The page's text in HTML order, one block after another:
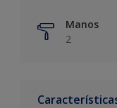
Manos
2